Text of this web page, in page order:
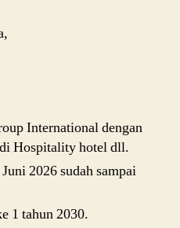
International dengan
Hospitality hotel dll.
2026 sudah sampai
1 tahun 2030.